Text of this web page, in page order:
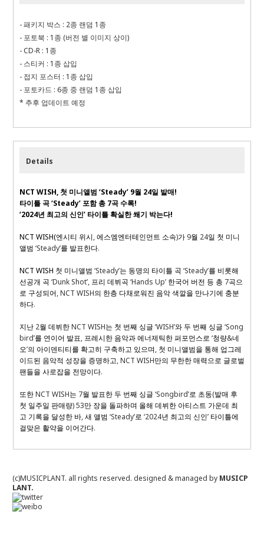
- 패키지 박스 : 2종 랜덤 1종
- 포토북 : 1종 (버전 별 이미지 상이)
- CD-R : 1종
- 스티커 : 1종 삽입
- 접지 포스터 : 1종 삽입
- 포토카드 : 6종 중 랜덤 1종 삽입
* 추후 업데이트 예정
Details
NCT WISH,첫 미니앨범 ‘Steady’ 9월 24일 발매!
타이틀 곡‘Steady’포함 총 7곡 수록!
‘2024년 최고의 신인’ 타이틀 확실한 쐐기 박는다!
NCT WISH(엔시티 위시,에스엠엔터테인먼트 소속)가 9월 24일 첫 미니
앨범 ‘Steady’를 발표한다.
NCT WISH 첫 미니앨범 ‘Steady’는 동명의 타이틀 곡 ‘Steady’를 비롯해
선공개 곡 ‘Dunk Shot’, 프리 데뷔곡 ‘Hands Up’ 한국어 버전 등 총 7곡으
로 구성되어, NCT WISH의 한층 다채로워진 음악 색깔을 만나기에 충분
하다.
지난 2월 데뷔한NCT WISH는 첫 번째 싱글 ‘WISH’와 두 번째 싱글 ‘Song
bird’를 연이어 발표, 프레시한 음악과 에너제틱한 퍼포먼스로 ‘청량&네
오’의 아이덴티티를 확고히 구축하고 있으며, 첫 미니앨범을 통해 업그레
이드된 음악적 성장을 증명하고, NCT WISH만의 무한한 매력으로 글로벌
팬들을 사로잡을 전망이다.
또한NCT WISH는 7월 발표한 두 번째 싱글 ‘Songbird’로 초동(발매 후
첫 일주일 판매량) 53만 장을 돌파하며 올해 데뷔한 아티스트 가운데 최
고 기록을 달성한 바,새 앨범 ‘Steady’로 ‘2024년 최고의 신인’ 타이틀에
걸맞은 활약을 이어간다.
(c)MUSICPLANT. all rights reserved. designed & managed by MUSICP
LANT.